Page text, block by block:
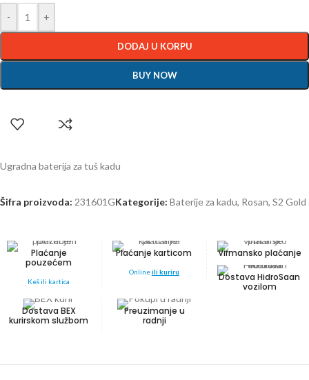
- +
DODAJ U KORPU
BUY NOW
Ugradna baterija za tuš kadu
Šifra proizvoda: 231601GKategorije: Baterije za kadu, Rosan, S2 Gold
Plaćanje
pouzećem
Keš ili kartica
Plaćanje karticom
Onlineili kuriru
Virmansko plaćanje
Dostava HidroSaan
vozilom
Dostava BEX
kurirskom službom
Preuzimanje u
radnji